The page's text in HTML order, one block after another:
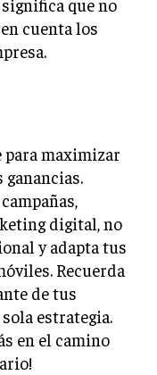
apasionado de la
más de 10 años de
escrita para crear
Amante de la
creativo en cada
los buscadores,
que no
cuenta los
para maximizar
digital, no
y adapta tus
Recuerda
de tus
estrategia.
en el camino